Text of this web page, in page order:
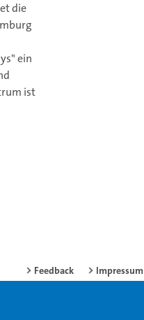
die
ein
ist
Feedback Impressum